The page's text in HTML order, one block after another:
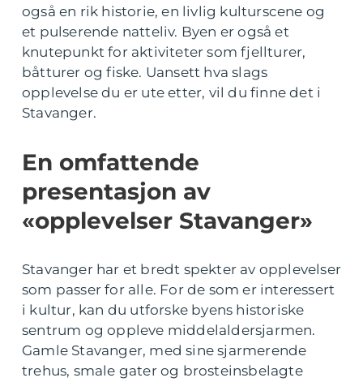
også en rik historie, en livlig kulturscene og
et pulserende natteliv. Byen er også et
knutepunkt for aktiviteter som fjellturer,
båtturer og fiske. Uansett hva slags
opplevelse du er ute etter, vil du finne det i
Stavanger.
En omfattende
presentasjon av
«opplevelser Stavanger»
Stavanger har et bredt spekter av opplevelser
som passer for alle. For de som er interessert
i kultur, kan du utforske byens historiske
sentrum og oppleve middelaldersjarmen.
Gamle Stavanger, med sine sjarmerende
trehus, smale gater og brosteinsbelagte